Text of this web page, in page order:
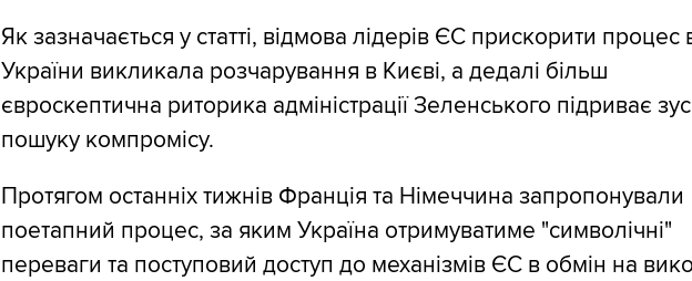
Як зазначається у статті, відмова лідерів ЄС прискорити процес
України викликала розчарування в Києві, а дедалі більш
євроскептична риторика адміністрації Зеленського підриває
пошуку компромісу.
Протягом останніх тижнів Франція та Німеччина запропонували
поетапний процес, за яким Україна отримуватиме "символічні"
переваги та поступовий доступ до механізмів ЄС в обмін на